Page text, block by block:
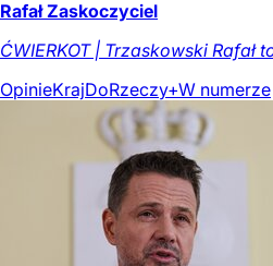
Rafał Zaskoczyciel
ĆWIERKOT | Trzaskowski Rafał
OpinieKrajDoRzeczy+W numerze